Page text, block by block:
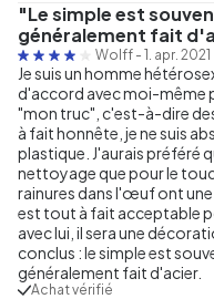
"Le simple est
généralement fait
Wolff - 1. apr. 2021
Je suis un homme
d'accord avec moi-même
"mon truc", c'est-à-dire
à fait honnête, je ne suis
plastique. J'aurais préféré
nettoyage que pour le
rainures dans l'œuf ont
est tout à fait acceptable
avec lui, il sera une
conclus : le simple est
généralement fait d'acier.
Achat vérifié